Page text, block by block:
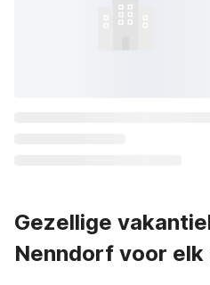
Gezellige
Nenndorf voor